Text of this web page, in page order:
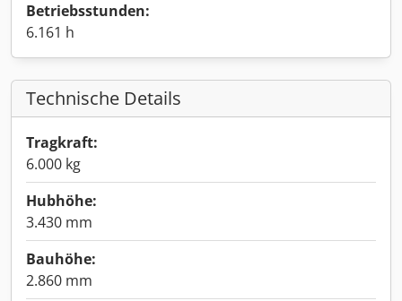
Betriebsstunden:
6.161 h
Technische Details
Tragkraft:
6.000 kg
Hubhöhe:
3.430 mm
Bauhöhe:
2.860 mm